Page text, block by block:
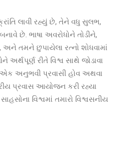
લાવી રહ્યું છે, તેને વધુ સુલભ,
છે. ભાષા અવરોધોને તોડીને,
તમને છુપાયેલા રત્નો શોધવામાં
અર્થપૂર્ણ રીતે વિશ્વ સાથે જોડાવા
અનુભવી પ્રવાસી હોવ અથવા
પ્રવાસ આયોજન કરી રહ્યા
વિશ્વમાં તમારો વિશ્વસનીય